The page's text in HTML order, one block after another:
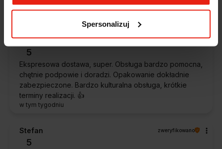
Spersonalizuj
polecenia 👍️👍️👍️👍️👍️👍️👍️
Piotr zweryfikowano
5
Ekspresowa dostawa, super. Obsługa bardzo pomocna,
chętnie podpowie i doradzi. Opakowanie dokładnie
zabezpieczone. Bardzo kulturalna obsługa, krótkie
terminy realizacji. 👍️
w tym tygodniu
Stefan zweryfikowano
5